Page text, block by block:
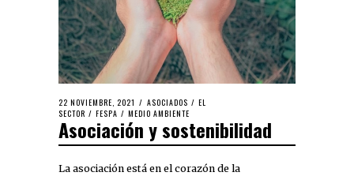
22 NOVIEMBRE, 2021 ASOCIADOS / EL
SECTOR / FESPA / MEDIO AMBIENTE
Asociación y sostenibilidad
La asociación está en el corazón de la